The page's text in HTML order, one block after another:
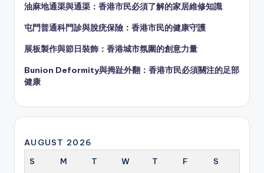
油麻地通渠與通渠：香港市民必須了解的家居維修知識
屯門普通科門診與脫疣保險：香港市民的健康守護
展板製作與節日裝飾：香港城市氛圍的創意力量
Bunion Deformity與拇趾外翻：香港市民必須關注的足部
健康
AUGUST 2026
S
M T W T F S